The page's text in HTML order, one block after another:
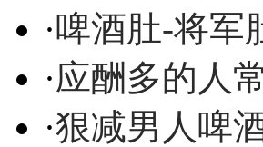
·啤酒肚-将军
·应酬多的人
·狠减男人啤